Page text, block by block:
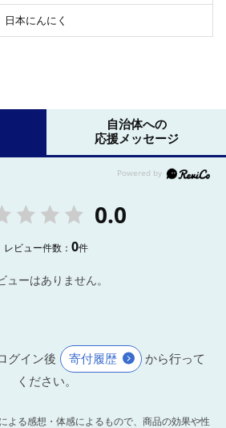
日本にんにく
自治体への
応援メッセージ
0.0
レビュー件数：0件
ューはありません。
グイン後 寄付履歴
から行って
ください。
よる感想・体感によるもので、商品の効果や性